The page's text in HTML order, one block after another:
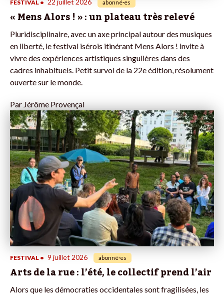
FESTIVAL • abonné·es
« Mens Alors ! » : un plateau très relevé
Pluridisciplinaire, avec un axe principal autour des musiques
en liberté, le festival isérois itinérant Mens Alors ! invite à
vivre des expériences artistiques singulières dans des
cadres inhabituels. Petit survol de la 22e édition, résolument
ouverte sur le monde.
Par Jérôme Provençal
FESTIVAL • 9 juillet 2026 abonné·es
Arts de la rue : l’été, le collectif prend l’air
Alors que les démocraties occidentales sont fragilisées, les